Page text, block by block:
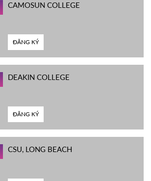
CAMOSUN COLLEGE
ĐĂNG KÝ
DEAKIN COLLEGE
ĐĂNG KÝ
CSU, LONG BEACH